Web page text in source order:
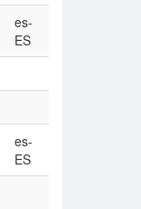
es-
ES
es-
ES